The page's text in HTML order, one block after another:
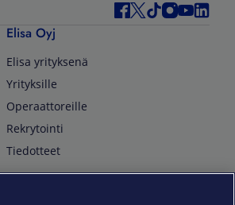
Elisa Oyj
Elisa yrityksenä
Yrityksille
Operaattoreille
Rekrytointi
Tiedotteet